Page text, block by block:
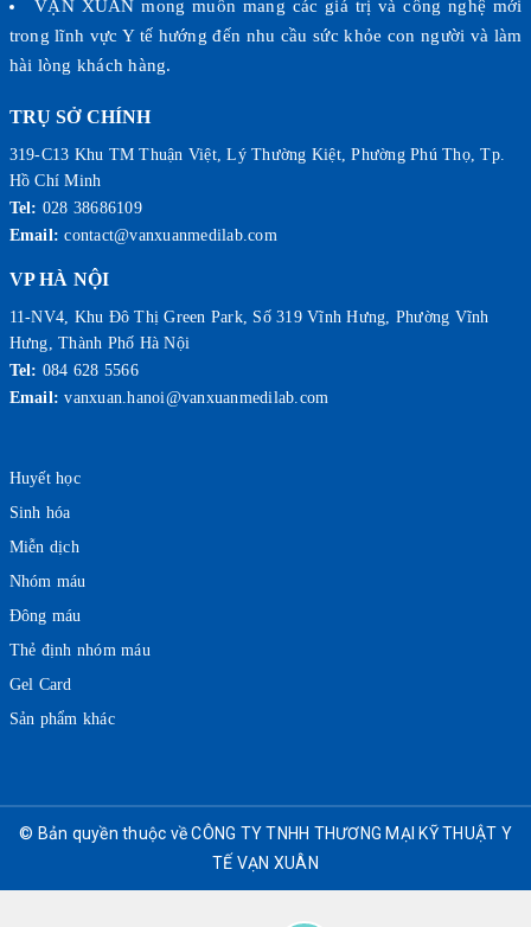
VẠN XUÂN mong muốn mang các giá trị và công nghệ mới
trong lĩnh vực Y tế hướng đến nhu cầu sức khỏe con người và làm
hài lòng khách hàng.
TRỤ SỞ CHÍNH
319-C13 Khu TM Thuận Việt, Lý Thường Kiệt, Phường Phú Thọ, Tp.
Hồ Chí Minh
Tel: 028 38686109
Email: contact@vanxuanmedilab.com
VP HÀ NỘI
11-NV4, Khu Đô Thị Green Park, Số 319 Vĩnh Hưng, Phường Vĩnh
Hưng, Thành Phố Hà Nội
Tel: 084 628 5566
Email: vanxuan.hanoi@vanxuanmedilab.com
Huyết học
Sinh hóa
Miễn dịch
Nhóm máu
Đông máu
Thẻ định nhóm máu
Gel Card
Sản phẩm khác
© Bản quyền thuộc về CÔNG TY TNHH THƯƠNG MẠI KỸ THUẬT Y
TẾ VẠN XUÂN